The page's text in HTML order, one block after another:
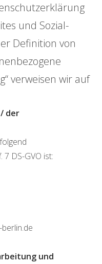
und Sozial-
Definition von
verweisen wir auf
der
7 DS-GVO ist:
und